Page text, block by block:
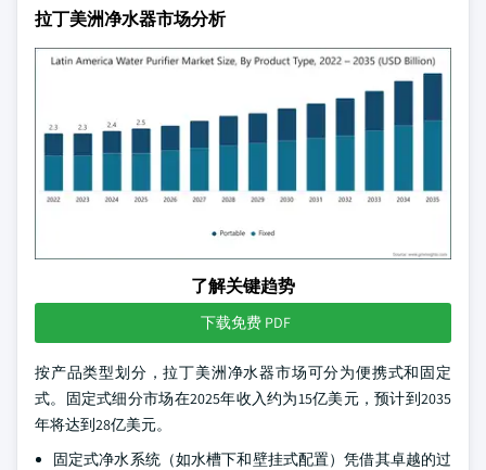
拉丁美洲净水器市场分析
了解关键趋势
下载免费 PDF
按产品类型划分，拉丁美洲净水器市场可分为便携式和固定
式。固定式细分市场在2025年收入约为15亿美元，预计到2035
年将达到28亿美元。
固定式净水系统（如水槽下和壁挂式配置）凭借其卓越的过